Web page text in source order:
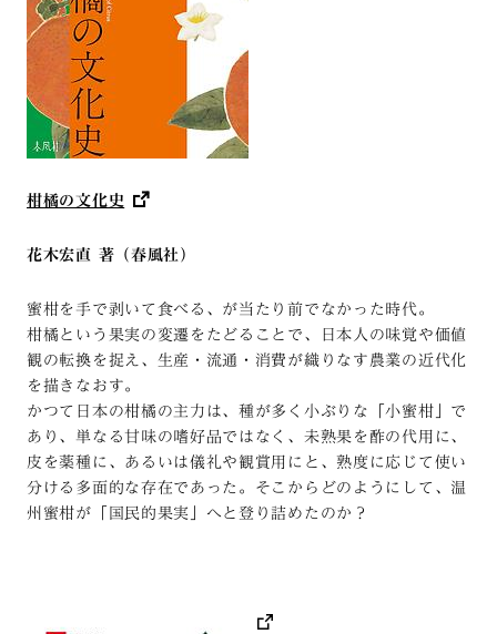
柑橘の文化史
花木宏直 著（春風社）
蜜柑を手で剥いて食べる、が当たり前でなかった時代。
柑橘という果実の変遷をたどることで、日本人の味覚や価値
観の転換を捉え、生産・流通・消費が織りなす農業の近代化
を描きなおす。
かつて日本の柑橘の主力は、種が多く小ぶりな「小蜜柑」で
あり、単なる甘味の嗜好品ではなく、未熟果を酢の代用に、
皮を薬種に、あるいは儀礼や観賞用にと、熟度に応じて使い
分ける多面的な存在であった。そこからどのようにして、温
州蜜柑が「国民的果実」へと登り詰めたのか？